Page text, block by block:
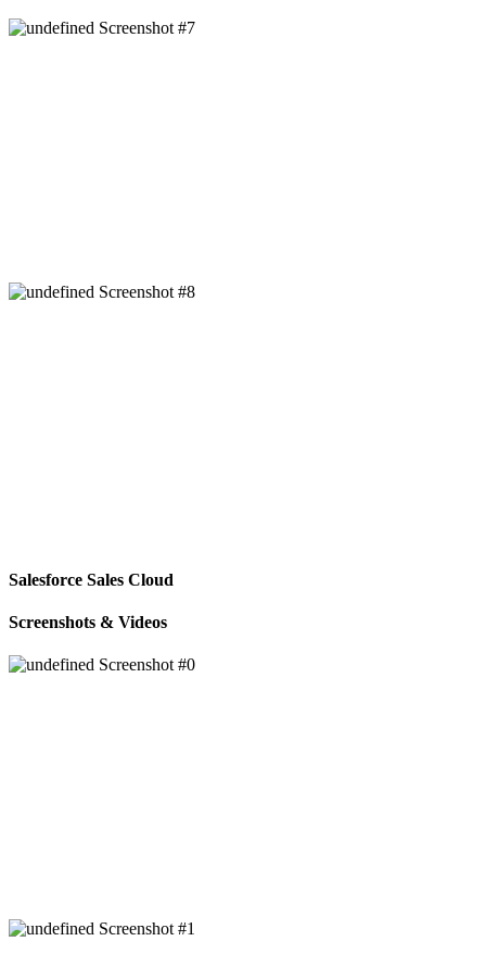
Salesforce Sales Cloud
Screenshots & Videos